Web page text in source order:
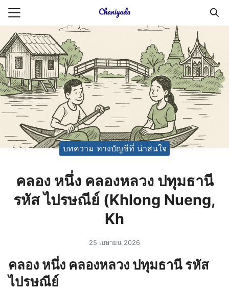
Skip
content
ยความเป็นส่วนตัว
ญชี (Accounting service)
ญชี (Accounting
Search
for:
บทความ ทางบัญชีที่ น่าสนใจ
คลอง หนึ่ง คลองหลวง ปทุมธานี
รหัส ไปรษณีย์ (Khlong Nueng,
Kh
25 เมษายน 2026
คลอง หนึ่ง คลองหลวง ปทุมธานี รหัส
ไปรษณีย์